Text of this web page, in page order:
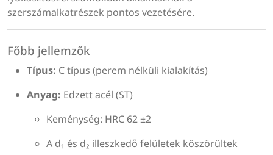
szerszámalkatrészek pontos vezetésére.
Főbb jellemzők
Típus: C típus (perem nélküli kialakítás)
Anyag: Edzett acél (ST)
Keménység: HRC 62 ±2
A d₁ és d₂ illeszkedő felületek köszörültek